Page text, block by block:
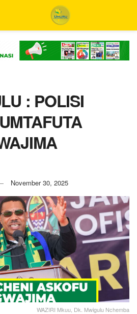
: POLISI
November 30, 2025
WAZIRI Mkuu, Dk. Mwigulu Nchemba